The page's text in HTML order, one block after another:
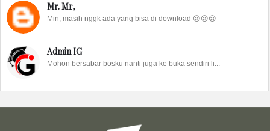
Mr. Mr,
Min, masih nggk ada yang bisa di download 😢😢😢
Admin IG
Mohon bersabar bosku nanti juga ke buka sendiri li...